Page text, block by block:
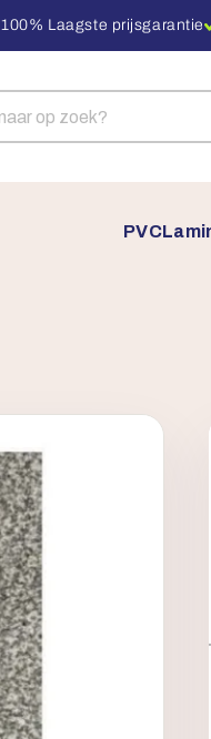
100% Laagste prijsgarantie
PVC